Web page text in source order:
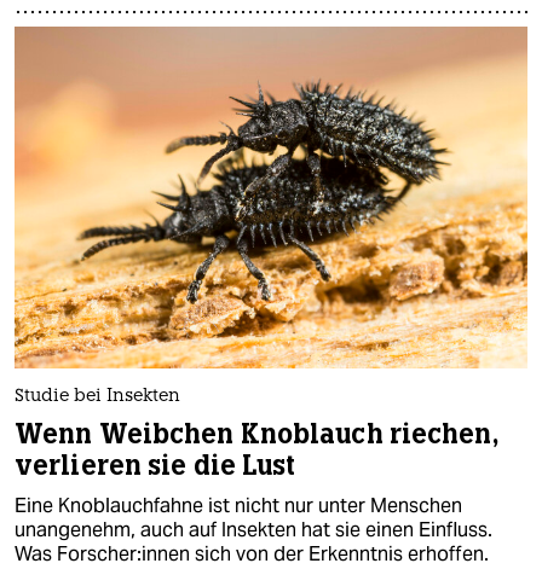
Studie bei Insekten
Wenn Weibchen Knoblauch riechen,
verlieren sie die Lust
Eine Knoblauchfahne ist nicht nur unter Menschen
unangenehm, auch auf Insekten hat sie einen Einfluss.
Was Forscher:innen sich von der Erkenntnis erhoffen.